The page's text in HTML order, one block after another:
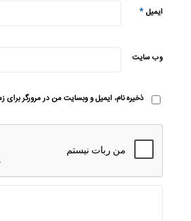
ایمیل*
وب‌ سایت
ذخیره نام، ایمیل و وبسایت من در مرورگر برای